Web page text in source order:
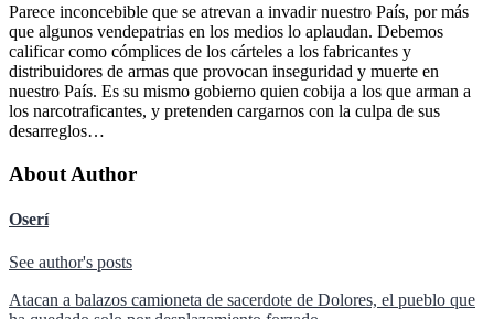
Parece inconcebible que se atrevan a invadir nuestro País, por más
que algunos vendepatrias en los medios lo aplaudan. Debemos
calificar como cómplices de los cárteles a los fabricantes y
distribuidores de armas que provocan inseguridad y muerte en
nuestro País. Es su mismo gobierno quien cobija a los que arman a
los narcotraficantes, y pretenden cargarnos con la culpa de sus
desarreglos…
About Author
Oserí
See author's posts
Navegación
Atacan a balazos camioneta de sacerdote de Dolores, el pueblo que